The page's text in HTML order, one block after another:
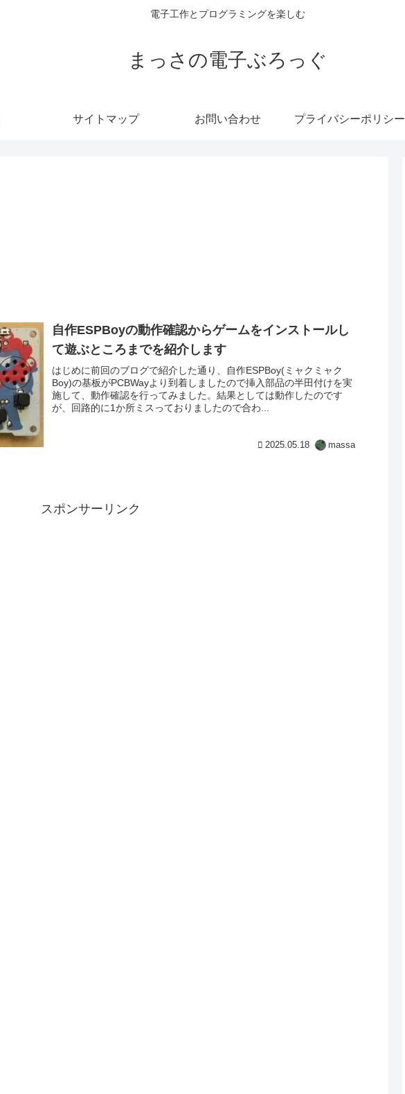
電子工作とプログラミングを楽しむ
まっさの電子ぶろっぐ
サイトマップ お問い合わせ プライバシーポリシー
自作ESPBoyの動作確認からゲームをインストールし
て遊ぶところまでを紹介します
はじめに前回のブログで紹介した通り、自作ESPBoy(ミャクミャク
Boy)の基板がPCBWayより到着しましたので挿入部品の半田付けを実
施して、動作確認を行ってみました。結果としては動作したのです
が、回路的に1か所ミスっておりましたので合わ...
2025.05.18 massa
スポンサーリンク